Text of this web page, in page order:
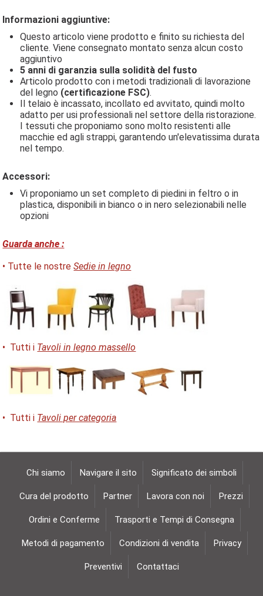
Informazioni aggiuntive:
Questo articolo viene prodotto e finito su richiesta del
cliente. Viene consegnato montato senza alcun costo
aggiuntivo
5 anni di garanzia sulla solidità del fusto
Articolo prodotto con i metodi tradizionali di lavorazione
del legno (certificazione FSC).
Il telaio è incassato, incollato ed avvitato, quindi molto
adatto per usi professionali nel settore della ristorazione.
I tessuti che proponiamo sono molto resistenti alle
macchie ed agli strappi, garantendo un'elevatissima durata
nel tempo.
Accessori:
Vi proponiamo un set completo di piedini in feltro o in
plastica, disponibili in bianco o in nero selezionabili nelle
opzioni
Guarda anche :
• Tutte le nostreSedie in legno
• Tutti i Tavoli in legno massello
• Tutti i Tavoli per categoria
Chi siamo Navigare il sito Significato dei simboli
Cura del prodotto Partner Lavora con noi Prezzi
Ordini e Conferme Trasporti e Tempi di Consegna
Metodi di pagamento Condizioni di vendita Privacy
Preventivi Contattaci